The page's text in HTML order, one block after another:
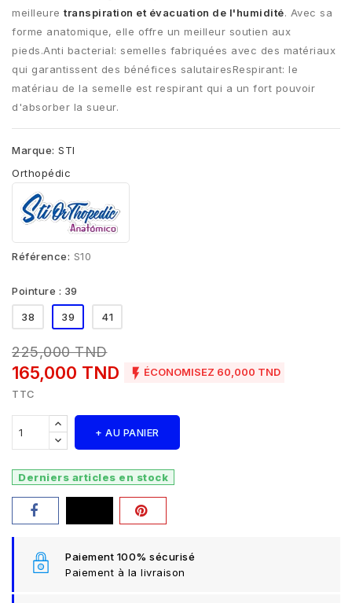
meilleure transpiration et évacuation de l'humidité. Avec sa
forme anatomique, elle offre un meilleur soutien aux
pieds.Anti bacterial: semelles fabriquées avec des matériaux
qui garantissent des bénéfices salutairesRespirant: le
matériau de la semelle est respirant qui a un fort pouvoir
d'absorber la sueur.
Marque: STI
Orthopédic
Référence: S10
Pointure : 39
38 39 41
225,000 TND
165,000 TND  ÉCONOMISEZ 60,000 TND
TTC
+ AU PANIER
Derniers articles en stock
Paiement 100% sécurisé
Paiement à la livraison